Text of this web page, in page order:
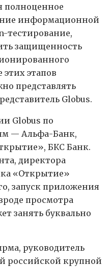
полноценное
информационной
тестирование,
защищенность
этих этапов
представлять
Globus.
Globus по
— Альфа-Банк,
БКС Банк.
директора
«Открытие»
запуск приложения
просмотра
занять буквально
руководитель
российской крупной